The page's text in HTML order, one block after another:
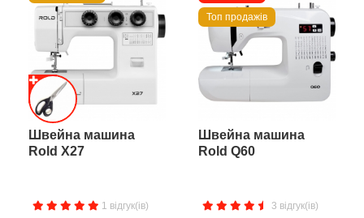
Швейна машина
Rold X27
1 відгук(ів)
Топ продажів
Швейна машина
Rold Q60
3 відгук(ів)